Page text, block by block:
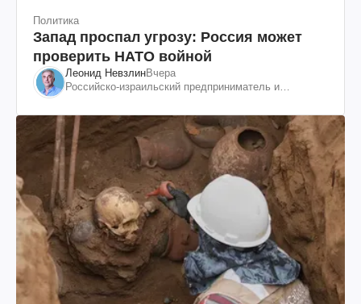
Политика
Запад проспал угрозу: Россия может
проверить НАТО войной
Леонид НевзлинВчера
Российско-израильский предприниматель и
"ЮКОСа"